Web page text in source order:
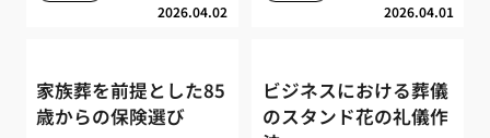
2026.04.02 2026.04.01
家族葬を前提とした85
歳からの保険選び
ビジネスにおける葬儀
のスタンド花の礼儀作